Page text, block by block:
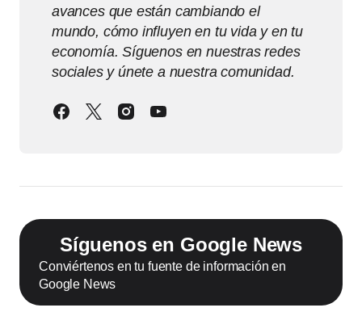
avances que están cambiando el
mundo, cómo influyen en tu vida y en tu
economía. Síguenos en nuestras redes
sociales y únete a nuestra comunidad.
Síguenos en Google News
Conviértenos en tu fuente de información en
Google News